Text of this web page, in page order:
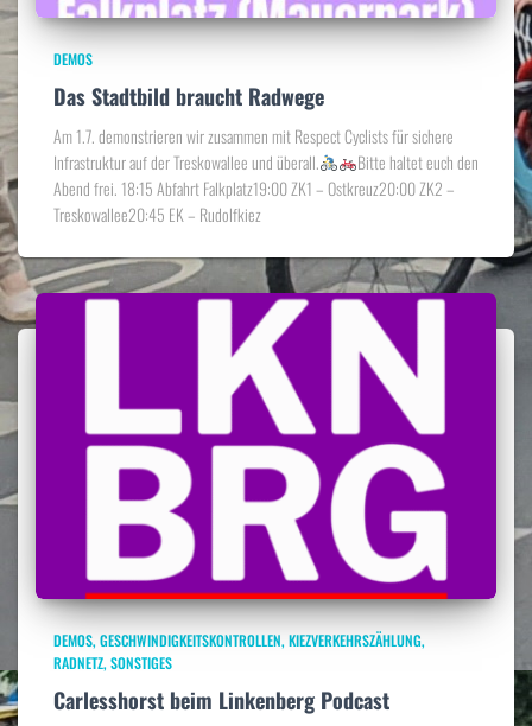
DEMOS
Das Stadtbild braucht Radwege
Am 1.7. demonstrieren wir zusammen mit Respect Cyclists für sichere
Infrastruktur auf der Treskowallee und überall.
Bitte haltet euch den
Abend frei. 18:15 Abfahrt Falkplatz19:00 ZK1 – Ostkreuz20:00 ZK2 –
Treskowallee20:45 EK – Rudolfkiez
DEMOS GESCHWINDIGKEITSKONTROLLEN KIEZVERKEHRSZÄHLUNG
RADNETZ SONSTIGES
Carlesshorst beim Linkenberg Podcast